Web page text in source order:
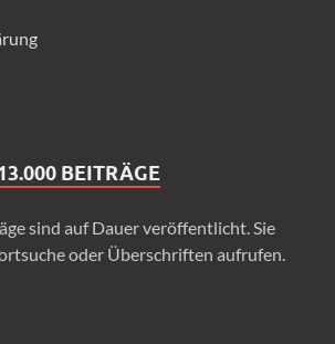
BEITRÄGE
sind auf Dauer veröffentlicht. Sie
oder Überschriften aufrufen.